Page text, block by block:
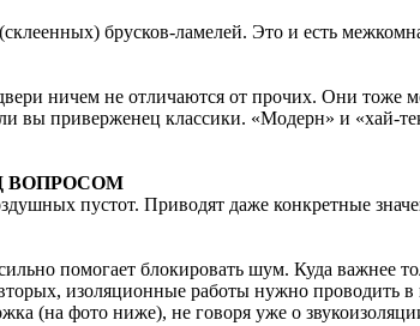
брусков-ламелей. Это и есть
ничем не отличаются от прочих. Они тоже
вы приверженец классики. «Модерн» и
ВОПРОСОМ
пустот. Приводят даже конкретные
помогает блокировать шум. Куда важнее
изоляционные работы нужно
(на фото ниже), не говоря уже о